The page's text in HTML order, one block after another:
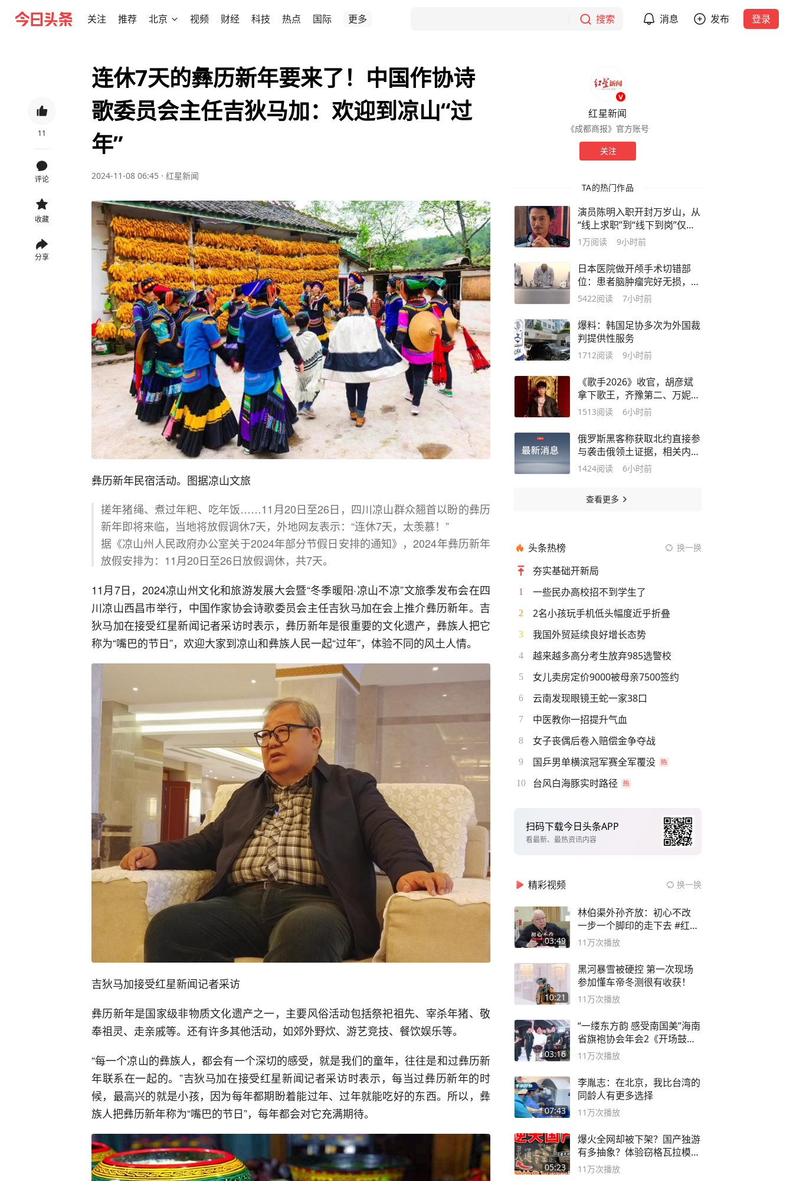
关注 推荐 北京 视频 财经 科技 热点 国际 更多 搜索 消息 发布 登录
11
评论
收藏
分享
连休7天的彝历新年要来了！中国作协诗
歌委员会主任吉狄马加：欢迎到凉山“过
年”
2024-11-08 06:45 · 红星新闻
彝历新年民宿活动。图据凉山文旅
搓年猪绳、煮过年粑、吃年饭……11月20日至26日，四川凉山群众翘首以盼的彝历
新年即将来临，当地将放假调休7天，外地网友表示：“连休7天，太羡慕！”
据《凉山州人民政府办公室关于2024年部分节假日安排的通知》，2024年彝历新年
放假安排为：11月20日至26日放假调休，共7天。
11月7日，2024凉山州文化和旅游发展大会暨“冬季暖阳·凉山不凉”文旅季发布会在四
川凉山西昌市举行，中国作家协会诗歌委员会主任吉狄马加在会上推介彝历新年。吉
狄马加在接受红星新闻记者采访时表示，彝历新年是很重要的文化遗产，彝族人把它
称为“嘴巴的节日”，欢迎大家到凉山和彝族人民一起“过年”，体验不同的风土人情。
吉狄马加接受红星新闻记者采访
彝历新年是国家级非物质文化遗产之一，主要风俗活动包括祭祀祖先、宰杀年猪、敬
奉祖灵、走亲戚等。还有许多其他活动，如郊外野炊、游艺竞技、餐饮娱乐等。
“每一个凉山的彝族人，都会有一个深切的感受，就是我们的童年，往往是和过彝历新
年联系在一起的。”吉狄马加在接受红星新闻记者采访时表示，每当过彝历新年的时
候，最高兴的就是小孩，因为每年都期盼着能过年、过年就能吃好的东西。所以，彝
族人把彝历新年称为“嘴巴的节日”，每年都会对它充满期待。
红星新闻
《成都商报》官方账号
关注
TA的热门作品
演员陈明入职开封万岁山，从
“线上求职”到“线下到岗”仅用6
天，本人发声：此次“跨界”希
点鼓励
1万阅读 9小时前
日本医院做开颅手术切错部
位：患者脑肿瘤完好无损，健
康部分被切除，已无法自主呼
5422阅读 7小时前
爆料：韩国足协多次为外国裁
判提供性服务
1712阅读 9小时前
《歌手2026》收官，胡彦斌
拿下歌王，齐豫第二、万妮达
第三
1513阅读 6小时前
俄罗斯黑客称获取北约直接参
与袭击俄领土证据，相关内容
涉及乌克兰武装部队2026年7
1424阅读 6小时前
查看更多
头条热榜 换一换
夯实基础开新局
1 一些民办高校招不到学生了
2 2名小孩玩手机低头幅度近乎折叠
3 我国外贸延续良好增长态势
4 越来越多高分考生放弃985选警校
5 女儿卖房定价9000被母亲7500签约
6 云南发现眼镜王蛇一家38口
7 中医教你一招提升气血
8 女子丧偶后卷入赔偿金争夺战
9 国乒男单横滨冠军赛全军覆没
10 台风白海豚实时路径
扫码下载今日头条APP
看最新、最热资讯内容
精彩视频 换一换
03:49
林伯渠外孙齐放：初心不改
一步一个脚印的走下去 #红船
论坛
11万次播放
10:21
黑河暴雪被硬控 第一次现场
参加懂车帝冬测很有收获！
11万次播放
03:16
“一缕东方韵 感受南国美”海南
省旗袍协会年会2《开场鼓》
二团
11万次播放
07:43
李胤志：在北京，我比台湾的
同龄人有更多选择
11万次播放
05:23
爆火全网却被下架？国产独游
有多抽象？体验窃格瓦拉模拟
器！
11万次播放